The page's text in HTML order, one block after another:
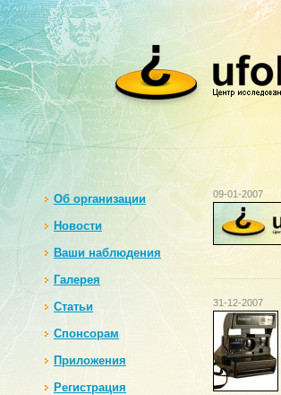
Oб организации
Новости
Ваши наблюдения
Галерея
Статьи
Спонсорам
Приложения
Регистрация
09-01-2007
31-12-2007